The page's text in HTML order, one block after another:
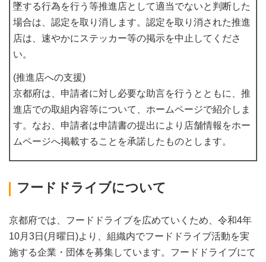
墜する行為を行う等推進店として適当でないと判断した
場合は、認定を取り消します。認定を取り消された推進
店は、速やかにステッカー等の掲示を中止してくださ
い。
(推進店への支援)
京都府は、申請者に対し必要な助言を行うとともに、推
進店での取組内容等について、ホームページで紹介しま
す。なお、申請者は申請書の提出により店舗情報をホー
ムページへ掲載することを承諾したものとします。
フードドライブについて
京都府では、フードドライブを広めていくため、令和4年
10月3日(月曜日)より、組織内でフードドライブ活動を実
施する企業・団体を募集しています。フードドライブにて